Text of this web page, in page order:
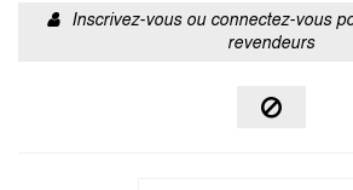
Inscrivez-vous ou connectez-vous
revendeurs